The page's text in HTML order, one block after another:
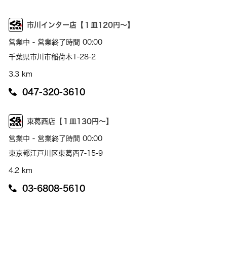
市川インター店【１皿120円～】
営業中 - 営業終了時間 00:00
千葉県市川市稲荷木1-28-2
3.3 km
047-320-3610
東葛西店【１皿130円～】
営業中 - 営業終了時間 00:00
東京都江戸川区東葛西7-15-9
4.2 km
03-6808-5610